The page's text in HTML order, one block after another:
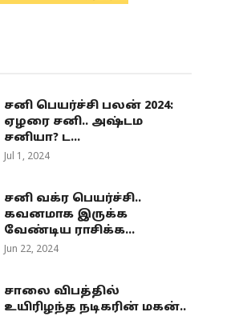
சனி பெயர்ச்சி பலன் 2024:
ஏழரை சனி.. அஷ்டம
சனியா? ட...
Jul 1, 2024
சனி வக்ர பெயர்ச்சி..
கவனமாக இருக்க
வேண்டிய ராசிக்க...
Jun 22, 2024
சாலை விபத்தில்
உயிரிழந்த நடிகரின் மகன்..